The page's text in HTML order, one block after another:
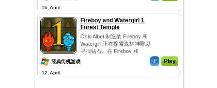
16, April
Fireboy and Watergirl 1
Forest Temple
Oslo Albet 制造的 Fireboy 和
Watergirl 正在探索森林神殿以
寻找钻石。在 Fireboy 和
经典街机游戏 i Play
12, April